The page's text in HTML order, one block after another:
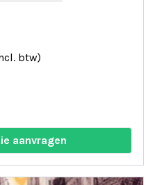
btw)
aanvragen